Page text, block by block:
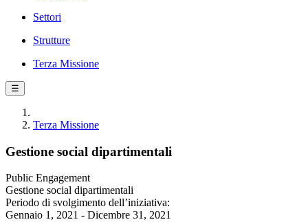
Settori
Strutture
Terza Missione
☰
Terza Missione
Gestione social dipartimentali
Public Engagement
Gestione social dipartimentali
Periodo di svolgimento dell’iniziativa:
Gennaio 1, 2021 - Dicembre 31, 2021